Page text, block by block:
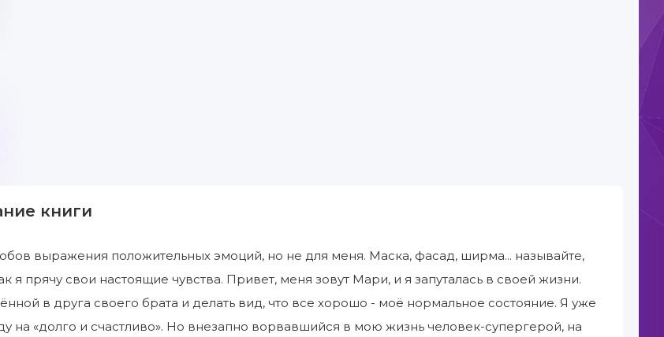
книги
выражения положительных эмоций, но не для меня. Маска, фасад, ширма... называйте,
я прячу свои настоящие чувства. Привет, меня зовут Мари, и я запуталась в своей жизни.
в друга своего брата и делать вид, что все хорошо - моё нормальное состояние. Я уже
на «долго и счастливо». Но внезапно ворвавшийся в мою жизнь человек-супергерой, на